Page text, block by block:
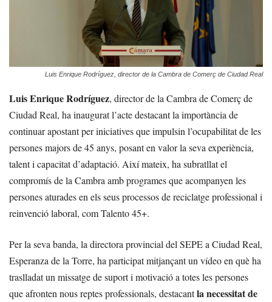
Luis Enrique Rodríguez, director de la Cambra de Comerç de Ciudad Real
Luis Enrique Rodríguez, director de la Cambra de Comerç de
Ciudad Real, ha inaugurat l’acte destacant la importància de
continuar apostant per iniciatives que impulsin l’ocupabilitat de les
persones majors de 45 anys, posant en valor la seva experiència,
talent i capacitat d’adaptació. Així mateix, ha subratllat el
compromís de la Cambra amb programes que acompanyen les
persones aturades en els seus processos de reciclatge professional i
reinvenció laboral, com Talento 45+.
Per la seva banda, la directora provincial del SEPE a Ciudad Real,
Esperanza de la Torre, ha participat mitjançant un vídeo en què ha
traslladat un missatge de suport i motivació a totes les persones
que afronten nous reptes professionals, destacantla necessitat de